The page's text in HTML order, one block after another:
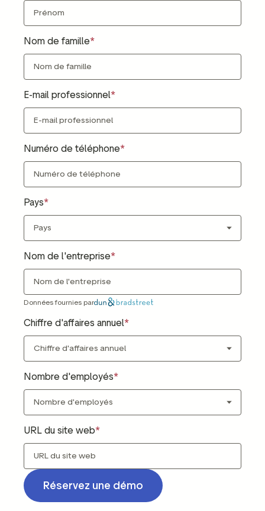
Nom de famille
E-mail professionnel
Numéro de téléphone
Pays
Nom de l'entreprise
Données fournies par
Chiffre d'affaires annuel
Nombre d'employés
URL du site web
Réservez une démo